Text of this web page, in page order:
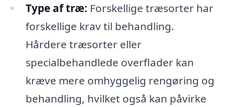
Type af træ: Forskellige træsorter har
forskellige krav til behandling.
Hårdere træsorter eller
specialbehandlede overflader kan
kræve mere omhyggelig rengøring og
behandling, hvilket også kan påvirke